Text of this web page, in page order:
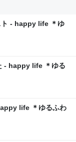
ト - happy life ＊ゆ
- happy life ＊ゆる
life ＊ゆるふわ